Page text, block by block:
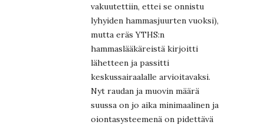
vakuutettiin, ettei se onnistu
lyhyiden hammasjuurten vuoksi),
mutta eräs YTHS:n
hammaslääkäreistä kirjoitti
lähetteen ja passitti
keskussairaalalle arvioitavaksi.
Nyt raudan ja muovin määrä
suussa on jo aika minimaalinen ja
oiontasysteemenä on pidettävä